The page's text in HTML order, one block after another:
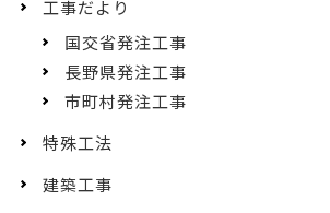
工事だより
国交省発注工事
長野県発注工事
市町村発注工事
特殊工法
建築工事